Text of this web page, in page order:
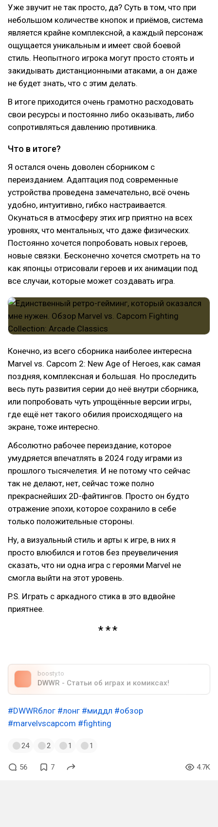
Уже звучит не так просто, да? Суть в том, что при
небольшом количестве кнопок и приёмов, система
является крайне комплексной, а каждый персонаж
ощущается уникальным и имеет свой боевой
стиль. Неопытного игрока могут просто стоять и
закидывать дистанционными атаками, а он даже
не будет знать, что с этим делать.
В итоге приходится очень грамотно расходовать
свои ресурсы и постоянно либо оказывать, либо
сопротивляться давлению противника.
Что в итоге?
Я остался очень доволен сборником с
переизданием. Адаптация под современные
устройства проведена замечательно, всё очень
удобно, интуитивно, гибко настраивается.
Окунаться в атмосферу этих игр приятно на всех
уровнях, что ментальных, что даже физических.
Постоянно хочется попробовать новых героев,
новые связки. Бесконечно хочется смотреть на то
как японцы отрисовали героев и их анимации под
все случаи, которые может создавать игра.
Конечно, из всего сборника наиболее интересна
Marvel vs. Capcom 2: New Age of Heroes, как самая
поздняя, комплексная и большая. Но проследить
весь путь развития серии до неё внутри сборника,
или попробовать чуть упрощённые версии игры,
где ещё нет такого обилия происходящего на
экране, тоже интересно.
Абсолютно рабочее переиздание, которое
умудряется впечатлять в 2024 году играми из
прошлого тысячелетия. И не потому что сейчас
так не делают, нет, сейчас тоже полно
прекраснейших 2D-файтингов. Просто он будто
отражение эпохи, которое сохранило в себе
только положительные стороны.
Ну, а визуальный стиль и арты к игре, в них я
просто влюбился и готов без преувеличения
сказать, что ни одна игра с героями Marvel не
смогла выйти на этот уровень.
P.S. Играть с аркадного стика в это вдвойне
приятнее.
boosty.to
DWWR - Статьи об играх и комиксах!
#DWWRблог #лонг #миддл #обзор
#marvelvscapcom #fighting
24 2 1 1
56 7 4.7K